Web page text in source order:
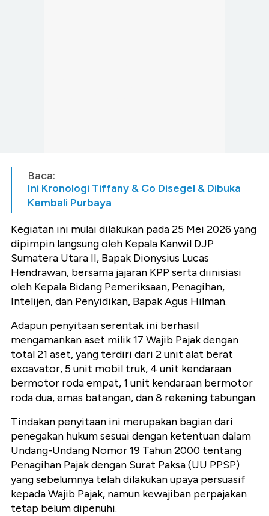
Baca:
Ini Kronologi Tiffany & Co Disegel & Dibuka
Kembali Purbaya
Kegiatan ini mulai dilakukan pada 25 Mei 2026 yang
dipimpin langsung oleh Kepala Kanwil DJP
Sumatera Utara II, Bapak Dionysius Lucas
Hendrawan, bersama jajaran KPP serta diinisiasi
oleh Kepala Bidang Pemeriksaan, Penagihan,
Intelijen, dan Penyidikan, Bapak Agus Hilman.
Adapun penyitaan serentak ini berhasil
mengamankan aset milik 17 Wajib Pajak dengan
total 21 aset, yang terdiri dari 2 unit alat berat
excavator, 5 unit mobil truk, 4 unit kendaraan
bermotor roda empat, 1 unit kendaraan bermotor
roda dua, emas batangan, dan 8 rekening tabungan.
Tindakan penyitaan ini merupakan bagian dari
penegakan hukum sesuai dengan ketentuan dalam
Undang-Undang Nomor 19 Tahun 2000 tentang
Penagihan Pajak dengan Surat Paksa (UU PPSP)
yang sebelumnya telah dilakukan upaya persuasif
kepada Wajib Pajak, namun kewajiban perpajakan
tetap belum dipenuhi.